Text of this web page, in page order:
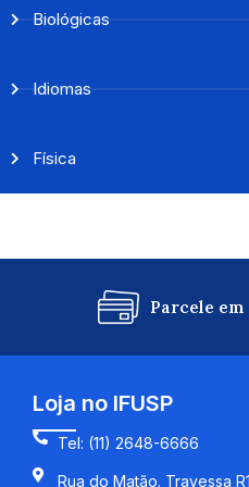
Biológicas
Idiomas
Física
Parcele
Loja no IFUSP
Tel: (11) 2648-6666
Rua do Matão. Travessa